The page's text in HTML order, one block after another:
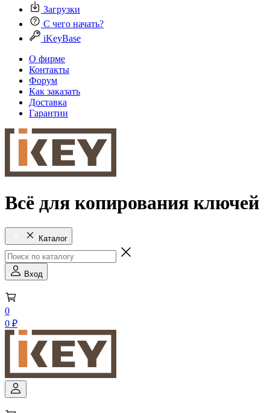
Загрузки
С чего начать?
iKeyBase
О фирме
Контакты
Форум
Как заказать
Доставка
Гарантии
Всё для копирования ключей
Каталог
Вход
0
0 ₽